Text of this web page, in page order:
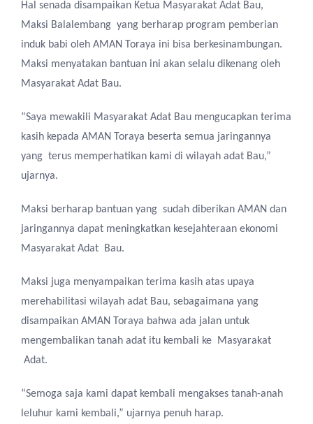
Hal senada disampaikan Ketua Masyarakat Adat Bau,
Maksi Balalembang yang berharap program pemberian
induk babi oleh AMAN Toraya ini bisa berkesinambungan.
Maksi menyatakan bantuan ini akan selalu dikenang oleh
Masyarakat Adat Bau.
“Saya mewakili Masyarakat Adat Bau mengucapkan terima
kasih kepada AMAN Toraya beserta semua jaringannya
yang terus memperhatikan kami di wilayah adat Bau,”
ujarnya.
Maksi berharap bantuan yang sudah diberikan AMAN dan
jaringannya dapat meningkatkan kesejahteraan ekonomi
Masyarakat Adat Bau.
Maksi juga menyampaikan terima kasih atas upaya
merehabilitasi wilayah adat Bau, sebagaimana yang
disampaikan AMAN Toraya bahwa ada jalan untuk
mengembalikan tanah adat itu kembali ke Masyarakat
Adat.
“Semoga saja kami dapat kembali mengakses tanah-anah
leluhur kami kembali,” ujarnya penuh harap.